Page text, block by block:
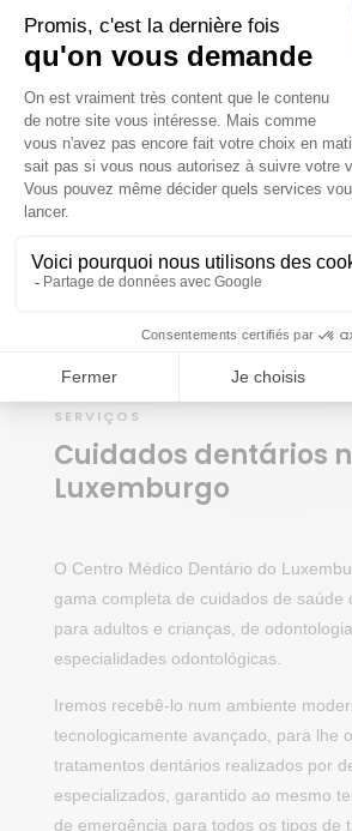
está à procura de assistentes
CONTACTE-NOS
SERVIÇOS
Cuidados dentários
Luxemburgo
O Centro Médico Dentário do
gama completa de cuidados de saúde
para adultos e crianças, de
especialidades odontológicas.
Iremos recebê-lo num ambiente
tecnologicamente avançado, para lhe
tratamentos dentários realizados por
especializados, garantido ao mesmo
de emergência para todos os tipos de